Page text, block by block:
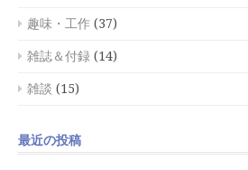
趣味・工作 (37)
雑誌＆付録 (14)
雑談 (15)
最近の投稿